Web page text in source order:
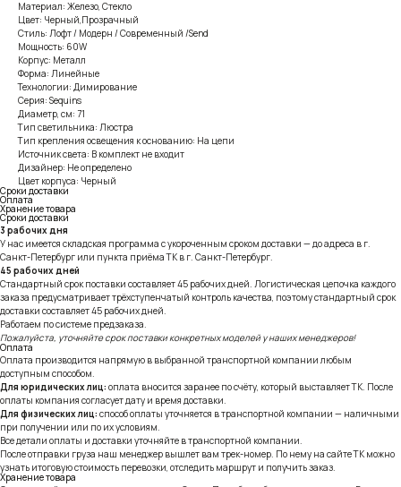
Материал: Железо, Стекло
Цвет: Черный,Прозрачный
Стиль: Лофт / Модерн / Современный /Send
Мощность: 60W
Корпус: Металл
Форма: Линейные
Технологии: Димирование
Серия: Sequins
Диаметр, см: 71
Тип светильника: Люстра
Тип крепления освещения к основанию: На цепи
Источник света: В комплект не входит
Дизайнер: Не определено
Цвет корпуса: Черный
Сроки доставки
Оплата
Хранение товара
Сроки доставки
3 рабочих дня
У нас имеется складская программа с укороченным сроком доставки — до адреса в г.
Санкт-Петербург или пункта приёма ТК в г. Санкт-Петербург.
45 рабочих дней
Стандартный срок поставки составляет 45 рабочих дней. Логистическая цепочка каждого
заказа предусматривает трёхступенчатый контроль качества, поэтому стандартный срок
доставки составляет 45 рабочих дней.
Работаем по системе предзаказа.
Пожалуйста, уточняйте срок поставки конкретных моделей у наших менеджеров!
Оплата
Оплата производится напрямую в выбранной транспортной компании любым
доступным способом.
Для юридических лиц: оплата вносится заранее по счёту, который выставляет ТК. После
оплаты компания согласует дату и время доставки.
Для физических лиц: способ оплаты уточняется в транспортной компании — наличными
при получении или по их условиям.
Все детали оплаты и доставки уточняйте в транспортной компании.
После отправки груза наш менеджер вышлет вам трек-номер. По нему на сайте ТК можно
узнать итоговую стоимость перевозки, отследить маршрут и получить заказ.
Хранение товара